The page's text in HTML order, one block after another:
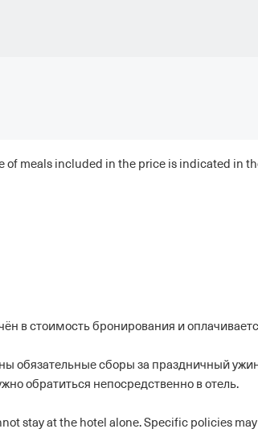
of meals included in the price is indicated in
в стоимость бронирования и
обязательные сборы за праздничный
обратиться непосредственно в отель.
stay at the hotel alone. Specific policies